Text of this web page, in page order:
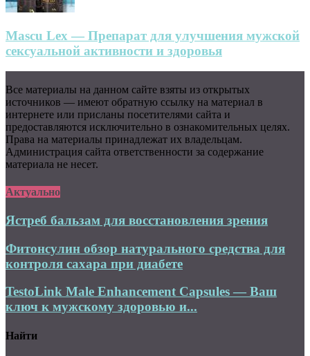
Mascu Lex — Препарат для улучшения мужской
сексуальной активности и здоровья
Все материалы на данном сайте взяты из открытых
источников — имеют обратную ссылку на материал в
интернете или присланы посетителями сайта и
предоставляются исключительно в ознакомительных целях.
Права на материалы принадлежат их владельцам.
Администрация сайта ответственности за содержание
материала не несет.
Актуально
Ястреб бальзам для восстановления зрения
Фитонсулин обзор натурального средства для
контроля сахара при диабете
TestoLink Male Enhancement Capsules — Ваш
ключ к мужскому здоровью и...
Найти